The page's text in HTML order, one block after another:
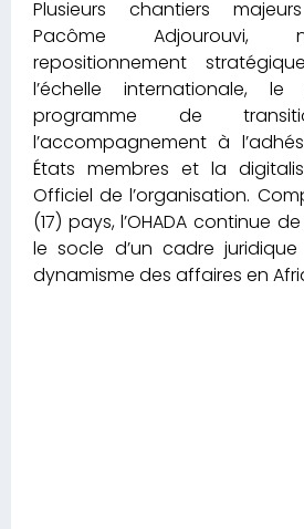
Plusieurs chantiers
Pacôme Adjourouvi,
repositionnement
l’échelle internationale,
programme de
l’accompagnement à
États membres et la
Officiel de l’organisation.
(17) pays, l’OHADA continue
le socle d’un cadre
dynamisme des affaires en